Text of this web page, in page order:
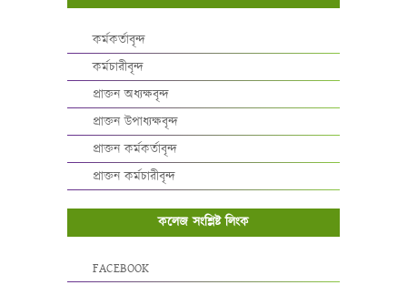
কর্মকর্তাবৃন্দ
কর্মচারীবৃন্দ
প্রাক্তন অধ্যক্ষবৃন্দ
প্রাক্তন উপাধ্যক্ষবৃন্দ
প্রাক্তন কর্মকর্তাবৃন্দ
প্রাক্তন কর্মচারীবৃন্দ
কলেজ সংশ্লিষ্ট লিংক
FACEBOOK